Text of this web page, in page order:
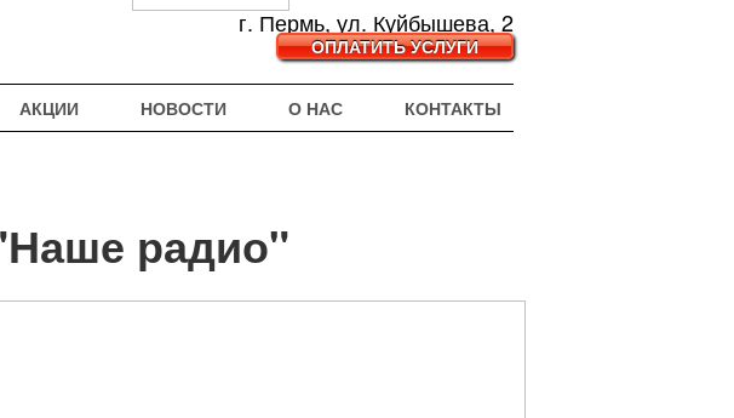
г. Пермь, ул. Куйбышева, 2
ОПЛАТИТЬ УСЛУГИ
АКЦИИ НОВОСТИ О НАС КОНТАКТЫ
радио"